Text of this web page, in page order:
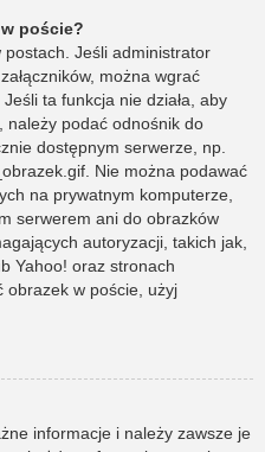
poście?
Jeśli administrator
można wgrać
ta funkcja nie działa, aby
należy podać odnośnik do
dostępnym serwerze, np.
Nie można podawać
na prywatnym komputerze,
serwerem ani do obrazków
autoryzacji, takich jak,
Yahoo! oraz stronach
obrazek w poście, użyj
informacje i należy zawsze je